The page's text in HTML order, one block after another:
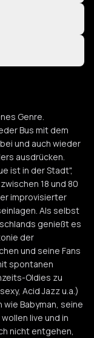
Genre.
Bus mit dem
und auch wieder
ausdrücken.
ist in der Stadt",
18 und 80
improvisierter
Als selbst
genießt es
der
und seine Fans
spontanen
Oldies zu
Acid Jazz u.a.)
Babyman, seine
live und in
nicht entgehen,